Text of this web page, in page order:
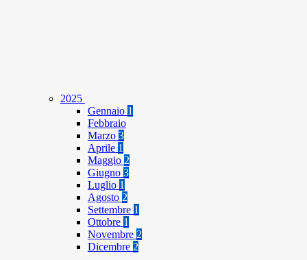
2025
Gennaio 1
Febbraio
Marzo 3
Aprile 1
Maggio 2
Giugno 3
Luglio 1
Agosto 2
Settembre 1
Ottobre 1
Novembre 2
Dicembre 2